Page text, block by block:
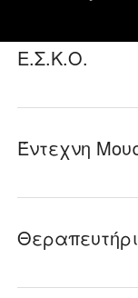
Ε.Σ.Κ.Ο.
Έντεχνη